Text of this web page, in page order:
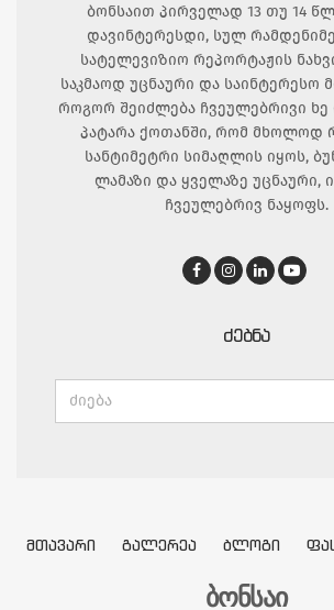
ბონსაით პირველად 13 თუ 14
დავინტერესდი, სულ
სატელევიზიო რეპორტაჟის
საკმაოდ უცნაური და საინტერესო
როგორ შეიძლება ჩვეულებრივი ხე
პატარა ქოთანში, რომ მხოლოდ
სანტიმეტრი სიმაღლის იყოს,
ლამაზი და ყველაზე უცნაური,
ჩვეულებრივ ნაყოფს.
ᲫᲔᲑᲜᲐ
Search
ᲛᲗᲐᲕᲐᲠᲘ ᲒᲐᲚᲔᲠᲔᲐ ᲑᲚᲝᲒᲘ
ბონსაი